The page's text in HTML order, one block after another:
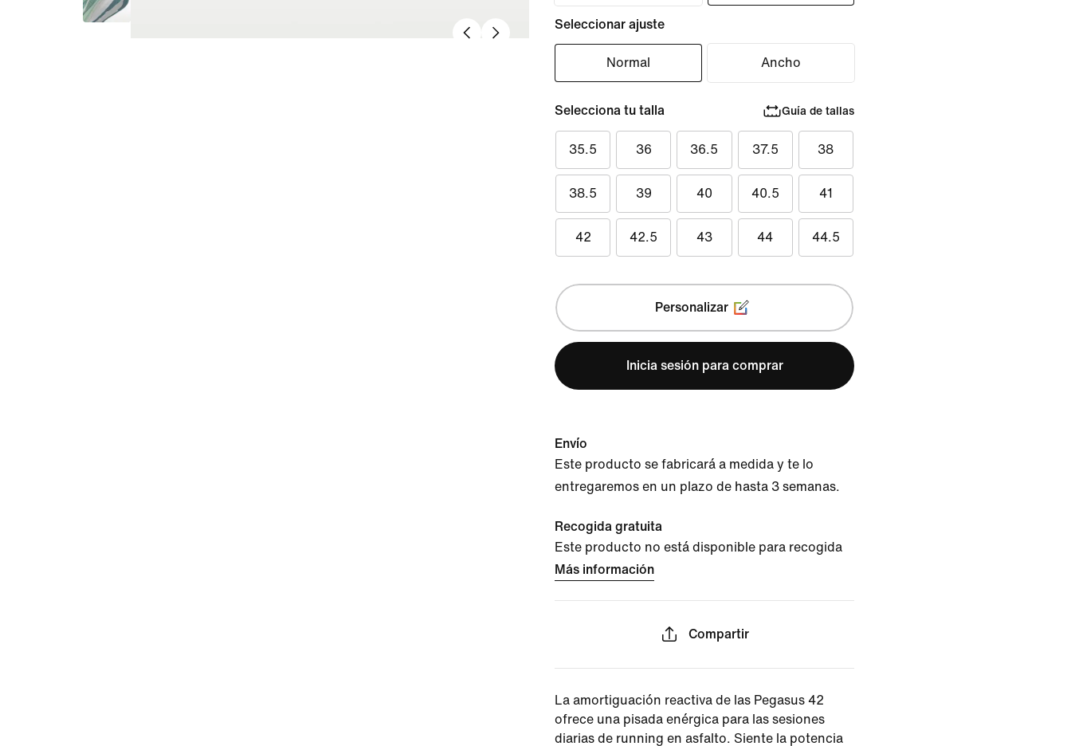
Seleccionar ajuste
Normal Ancho
Selecciona tu talla Guía de tallas
35.5 36 36.5 37.5 38
38.5 39 40 40.5 41
42 42.5 43 44 44.5
Personalizar
Inicia sesión para comprar
Envío
Este producto se fabricará a medida y te lo
entregaremos en un plazo de hasta 3 semanas.
Recogida gratuita
Este producto no está disponible para recogida
Más información
Compartir
La amortiguación reactiva de las Pegasus 42
ofrece una pisada enérgica para las sesiones
diarias de running en asfalto. Siente la potencia